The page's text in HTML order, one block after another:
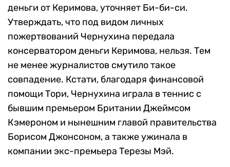
деньги от Керимова, уточняет Би-би-си.
Утверждать, что под видом личных
пожертвований Чернухина передала
консерватором деньги Керимова, нельзя. Тем
не менее журналистов смутило такое
совпадение. Кстати, благодаря финансовой
помощи Тори, Чернухина играла в теннис с
бывшим премьером Британии Джеймсом
Кэмероном и нынешним главой правительства
Борисом Джонсоном, а также ужинала в
компании экс-премьера Терезы Мэй.